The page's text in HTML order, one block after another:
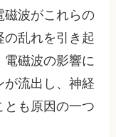
磁波がこれらの
乱れを引き起
電磁波の影響に
が流出し、神経
とも原因の一つ